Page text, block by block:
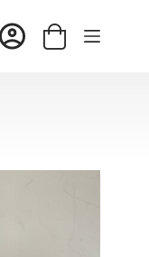
Winkelwagen